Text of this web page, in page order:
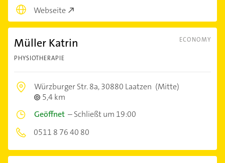
Webseite
ECONOMY
Müller Katrin
PHYSIOTHERAPIE
Würzburger Str. 8a,30880 Laatzen (Mitte)
5,4 km
Geöffnet –Schließt um 19:00
0511 8 76 40 80